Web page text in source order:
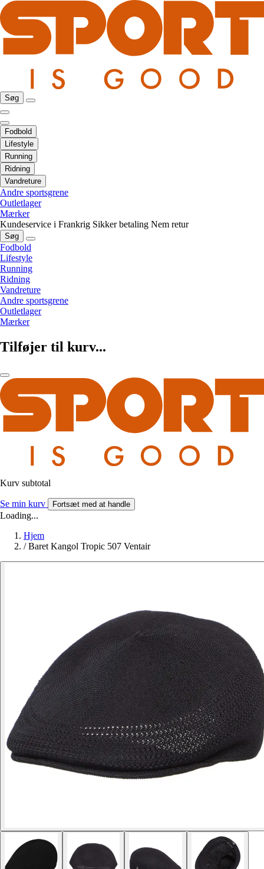
Søg
Fodbold
Lifestyle
Running
Ridning
Vandreture
Andre sportsgrene
Outletlager
Mærker
Kundeservice i Frankrig Sikker betaling Nem retur
Søg
Fodbold
Lifestyle
Running
Ridning
Vandreture
Andre sportsgrene
Outletlager
Mærker
Tilføjer til kurv...
Kurv subtotal
Se min kurv Fortsæt med at handle
Loading...
Hjem
/ Baret Kangol Tropic 507 Ventair